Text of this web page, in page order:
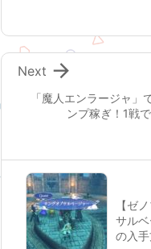
「魔人エンラージャ」
ンプ稼ぎ！1戦

Next
【ゼ
サル
の入